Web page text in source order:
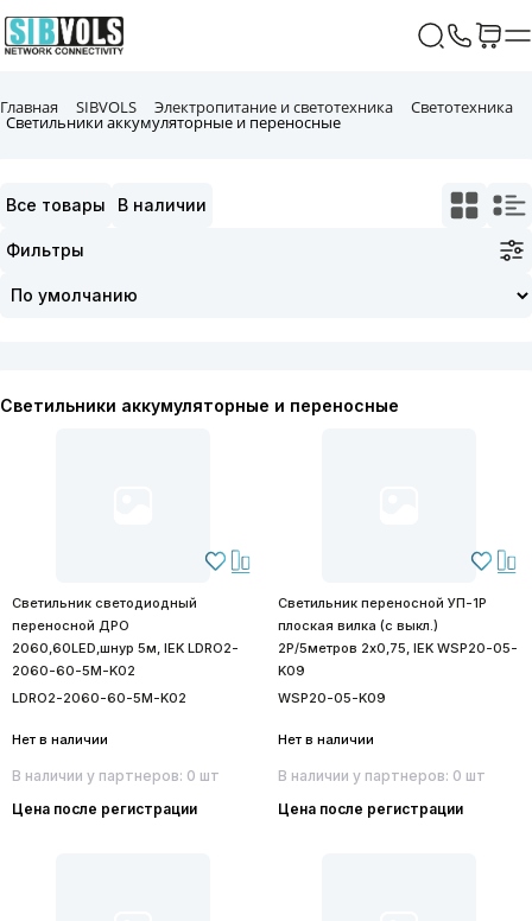
Главная SIBVOLS Электропитание и светотехника Светотехника
Светильники аккумуляторные и переносные
Все товары В наличии
Фильтры
Светильники аккумуляторные и переносные
Светильник светодиодный
переносной ДРО
2060,60LED,шнур 5м, IEK LDRO2-
2060-60-5M-K02
LDRO2-2060-60-5M-K02
Нет в наличии
В наличии у партнеров: 0 шт
Цена после регистрации
Светильник переносной УП-1Р
плоская вилка (с выкл.)
2Р/5метров 2х0,75, IEK WSP20-05-
K09
WSP20-05-K09
Нет в наличии
В наличии у партнеров: 0 шт
Цена после регистрации